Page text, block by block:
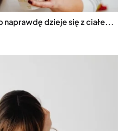
naprawdę dzieje się z ciałe...